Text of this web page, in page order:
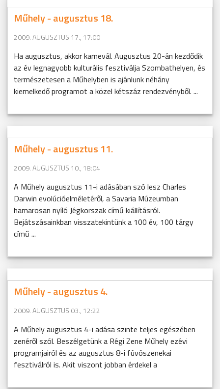
Műhely - augusztus 18.
2009. AUGUSZTUS 17., 17:00
Ha augusztus, akkor karnevál. Augusztus 20-án kezdődik
az év legnagyobb kulturális fesztiválja Szombathelyen, és
természetesen a Műhelyben is ajánlunk néhány
kiemelkedő programot a közel kétszáz rendezvényből. ...
Műhely - augusztus 11.
2009. AUGUSZTUS 10., 18:04
A Műhely augusztus 11-i adásában szó lesz Charles
Darwin evolúcióelméletéről, a Savaria Múzeumban
hamarosan nyíló Jégkorszak című kiállításról.
Bejátszásainkban visszatekintünk a 100 év, 100 tárgy
című ...
Műhely - augusztus 4.
2009. AUGUSZTUS 03., 12:22
A Műhely augusztus 4-i adása szinte teljes egészében
zenéről szól. Beszélgetünk a Régi Zene Műhely ezévi
programjairól és az augusztus 8-i fúvószenekai
fesztiválról is. Akit viszont jobban érdekel a